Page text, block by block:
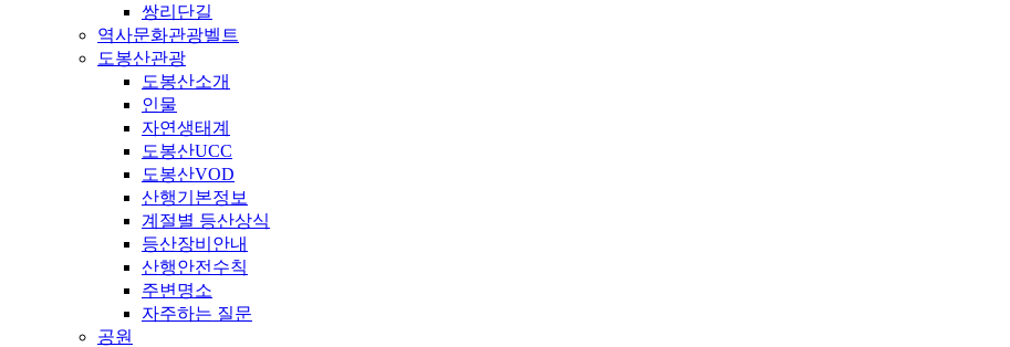
쌍리단길
역사문화관광벨트
도봉산관광
도봉산소개
인물
자연생태계
도봉산UCC
도봉산VOD
산행기본정보
계절별 등산상식
등산장비안내
산행안전수칙
주변명소
자주하는 질문
공원